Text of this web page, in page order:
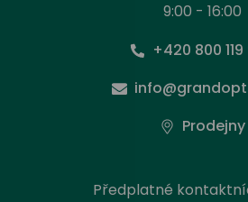
9:00 - 16:00
+420 800
Prodejny
Předplatné